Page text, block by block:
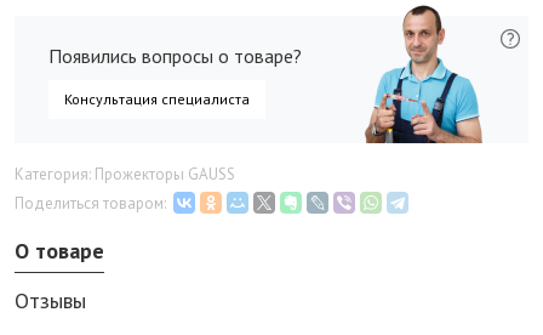
Появились вопросы о товаре?
Консультация специалиста
Категория: Прожекторы GAUSS
Поделиться товаром:
О товаре
Отзывы